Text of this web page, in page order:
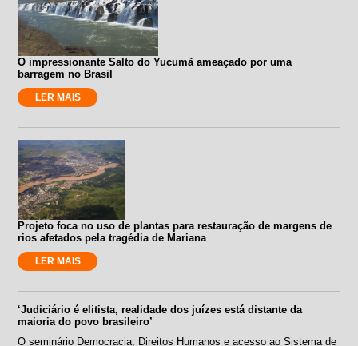
O impressionante Salto do Yucumã ameaçado por uma
barragem no Brasil
LER MAIS
Projeto foca no uso de plantas para restauração de margens de
rios afetados pela tragédia de Mariana
LER MAIS
‘Judiciário é elitista, realidade dos juízes está distante da
maioria do povo brasileiro’
O seminário Democracia, Direitos Humanos e acesso ao Sistema de